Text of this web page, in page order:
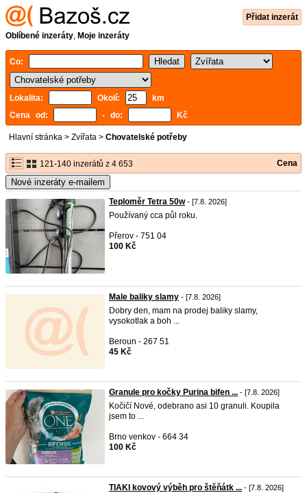
Přidat inzerát
Oblíbené inzeráty, Moje inzeráty
Co:
Lokalita: Okolí:
km
Cena od:
- do: Kč
Hlavní stránka > Zvířata > Chovatelské potřeby
121-140 inzerátů z 4 653 Cena
Nové inzeráty e-mailem
Teploměr Tetra 50w- [7.8. 2026]
Používaný cca půl roku.
Přerov - 751 04
100 Kč
Male baliky slamy - [7.8. 2026]
Dobry den, mam na prodej baliky slamy,
vysokotlak a boh ...
Beroun - 267 51
45 Kč
Granule pro kočky Purina bifen ... - [7.8. 2026]
Kočičí Nové, odebrano asi 10 granuli. Koupila
jsem to ...
Brno venkov - 664 34
100 Kč
TIAKI kovový výběh pro štěňátk ... - [7.8. 2026]